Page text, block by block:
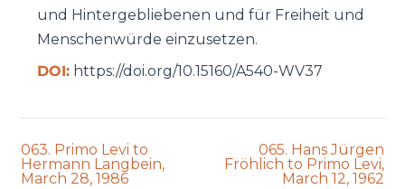
und Hintergebliebenen und für Freiheit und
Menschenwürde einzusetzen.
DOI: https://doi.org/10.15160/A540-WV37
Previous
auction:
063. Primo Levi to
Hermann Langbein,
March 28, 1986
Next
auction:
065. Hans Jürgen
Fröhlich to Primo Levi,
March 12, 1962